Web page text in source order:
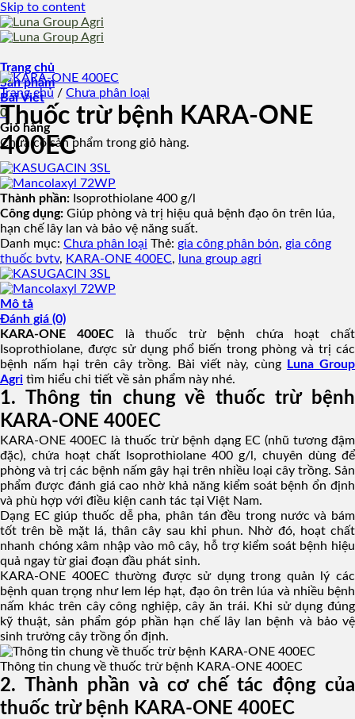
Skip to content
Trang chủ
Sản phẩm
Bài Viết
0
Giỏ hàng
Chưa có sản phẩm trong giỏ hàng.
Trang chủ / Chưa phân loại
Thuốc trừ bệnh KARA-ONE
400EC
Thành phần: Isoprothiolane 400 g/l
Công dụng: Giúp phòng và trị hiệu quả bệnh đạo ôn trên lúa,
hạn chế lây lan và bảo vệ năng suất.
Danh mục: Chưa phân loại Thẻ: gia công phân bón, gia công
thuốc bvtv, KARA-ONE 400EC, luna group agri
Mô tả
Đánh giá (0)
KARA-ONE 400EClà thuốc trừ bệnh chứa hoạt chất
Isoprothiolane, được sử dụng phổ biến trong phòng và trị các
bệnh nấm hại trên cây trồng. Bài viết này, cùng
Luna Group
Agri tìm hiểu chi tiết về sản phẩm này nhé.
1. Thông tin chung về thuốc trừ bệnh
KARA-ONE 400EC
KARA-ONE 400EC là thuốc trừ bệnh dạng EC (nhũ tương đậm
đặc), chứa hoạt chất Isoprothiolane 400 g/l, chuyên dùng để
phòng và trị các bệnh nấm gây hại trên nhiều loại cây trồng. Sản
phẩm được đánh giá cao nhờ khả năng kiểm soát bệnh ổn định
và phù hợp với điều kiện canh tác tại Việt Nam.
Dạng EC giúp thuốc dễ pha, phân tán đều trong nước và bám
tốt trên bề mặt lá, thân cây sau khi phun. Nhờ đó, hoạt chất
nhanh chóng xâm nhập vào mô cây, hỗ trợ kiểm soát bệnh hiệu
quả ngay từ giai đoạn đầu phát sinh.
KARA-ONE 400EC thường được sử dụng trong quản lý các
bệnh quan trọng như lem lép hạt, đạo ôn trên lúa và nhiều bệnh
nấm khác trên cây công nghiệp, cây ăn trái. Khi sử dụng đúng
kỹ thuật, sản phẩm góp phần hạn chế lây lan bệnh và bảo vệ
sinh trưởng cây trồng ổn định.
Thông tin chung về thuốc trừ bệnh KARA-ONE 400EC
2. Thành phần và cơ chế tác động của
thuốc trừ bệnh KARA-ONE 400EC